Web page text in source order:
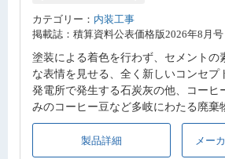
カテゴリー： 内装工事
掲載誌：積算資料公表価格版2026年8月号
塗装による着色を行わず、セメントの
な表情を見せる、全く新しいコンセプ
発電所で発生する石炭灰の他、コーヒ
みのコーヒー豆など多岐にわたる廃棄
製品詳細 メー